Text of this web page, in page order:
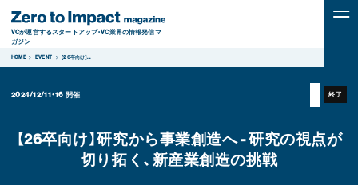
VCが運営するスタートアップ・VC業界の情報発信マ
ガジン
HOME EVENT 【26卒向け】...
2024/12/11・16 開催 終了
【26卒向け】研究から事業創造へ - 研究の視点が
切り拓く、新産業創造の挑戦